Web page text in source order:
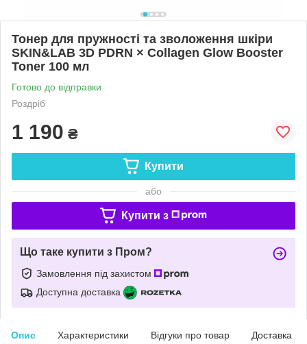
Тонер для пружності та зволоження шкіри
SKIN&LAB 3D PDRN × Collagen Glow Booster
Toner 100 мл
Готово до відправки
Роздріб
1 190 ₴
Купити
або
Купити з
Що таке купити з Пром?
Замовлення під захистом
Доступна доставка
Опис Характеристики Відгуки про товар Доставка